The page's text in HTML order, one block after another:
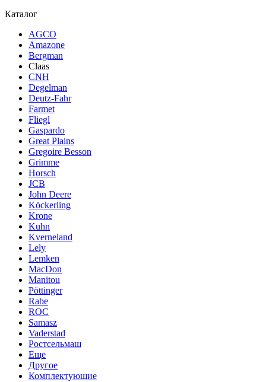
Каталог
AGCO
Amazone
Bergman
Claas
CNH
Degelman
Deutz-Fahr
Farmet
Fliegl
Gaspardo
Great Plains
Gregoire Besson
Grimme
Horsch
JCB
John Deere
Köckerling
Krone
Kuhn
Kverneland
Lely
Lemken
MacDon
Manitou
Pöttinger
Rabe
ROC
Samasz
Vaderstad
Ростсельмаш
Еще
Другое
Комплектующие